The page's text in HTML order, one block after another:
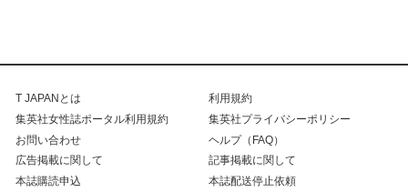
T JAPANとは
利用規約
集英社女性誌ポータル利用規約
集英社プライバシーポリシー
お問い合わせ
ヘルプ（FAQ）
広告掲載に関して
記事掲載に関して
本誌購読申込
本誌配送停止依頼